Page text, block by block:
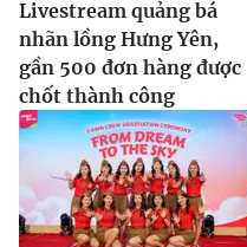
Livestream quảng bá
nhãn lồng Hưng Yên,
gần 500 đơn hàng được
chốt thành công